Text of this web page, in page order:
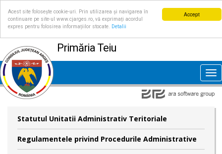
Accept
Acest site folosește cookie-uri. Prin utilizarea și navigarea în
continuare pe site-ul www.cjarges.ro, vă exprimați acordul
expres pentru folosirea informațiilor stocate.
Detalii
Primăria Teiu
Statutul Unitatii Administrativ Teritoriale
Regulamentele privind Procedurile Administrative